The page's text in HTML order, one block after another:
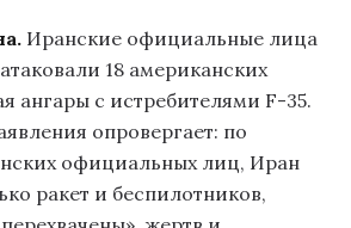
Иранские официальные лица
18 американских
ангары с истребителями F-35.
опровергает: по
официальных лиц, Иран
ракет и беспилотников,